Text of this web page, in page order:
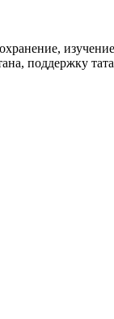
поддержку